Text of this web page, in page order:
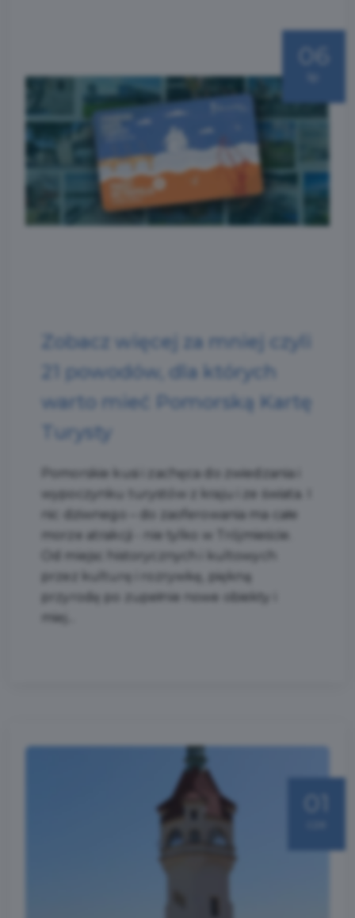
06
Zobacz więcej za mniej czyli
21 powodów, dla których
warto mieć Pomorską Kartę
Turysty
Pomorskie kusi i zachęca do zwiedzania i
wypoczynku turystów z kraju i ze świata. I
nic dziwnego – do zaoferowania ma całe
morze atrakcji - nie tylko w Trójmieście.
Od miejsc historycznych i kultowych
przez kulturę i rozrywkę, piękną
przyrodę po zupełnie nowe obiekty i
miej...